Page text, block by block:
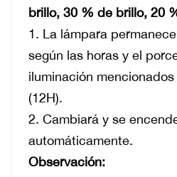
brillo, 30 % de brillo, 20
1. La lámpara
según las horas y el
iluminación
(12H).
2. Cambiará y se
automáticamente.
Observación: